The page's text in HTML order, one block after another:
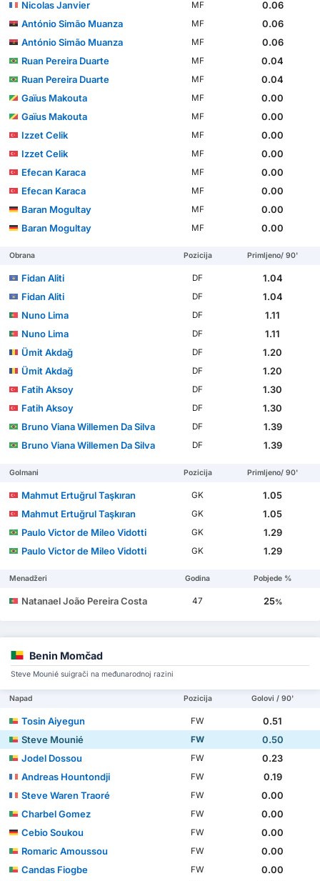
Nicolas Janvier MF
0.06
António Simão Muanza
MF
0.06
António Simão Muanza
MF
0.06
Ruan Pereira Duarte
MF
0.04
Ruan Pereira Duarte
MF
0.04
Gaïus Makouta
MF
0.00
Gaïus Makouta
MF
0.00
Izzet Celik
MF
0.00
Izzet Celik
MF
0.00
Efecan Karaca
MF
0.00
Efecan Karaca
MF
0.00
Baran Mogultay
MF
0.00
Baran Mogultay
MF 0.00
Obrana Pozicija Primljeno/ 90'
Fidan Aliti DF
1.04
Fidan Aliti
DF
1.04
Nuno Lima
DF
1.11
Nuno Lima
DF
1.11
Ümit Akdağ
DF
1.20
Ümit Akdağ
DF
1.20
Fatih Aksoy
DF
1.30
Fatih Aksoy
DF
1.30
Bruno Viana Willemen Da Silva
DF
1.39
Bruno Viana Willemen Da Silva
DF 1.39
Golmani Pozicija Primljeno/ 90'
Mahmut Ertuğrul Taşkıran GK
1.05
Mahmut Ertuğrul Taşkıran
GK
1.05
Paulo Victor de Mileo Vidotti
GK
1.29
Paulo Victor de Mileo Vidotti
GK 1.29
Menadžeri Godina Pobjede %
Natanael João Pereira Costa 47 25%
Benin Momčad
Steve Mounié suigrači na međunarodnoj razini
Napad Pozicija Golovi / 90'
Tosin Aiyegun FW
0.51
Steve Mounié
FW
0.50
Jodel Dossou
FW
0.23
Andreas Hountondji
FW
0.19
Steve Waren Traoré
FW
0.00
Charbel Gomez
FW
0.00
Cebio Soukou
FW
0.00
Romaric Amoussou
FW
0.00
Candas Fiogbe
FW
0.00